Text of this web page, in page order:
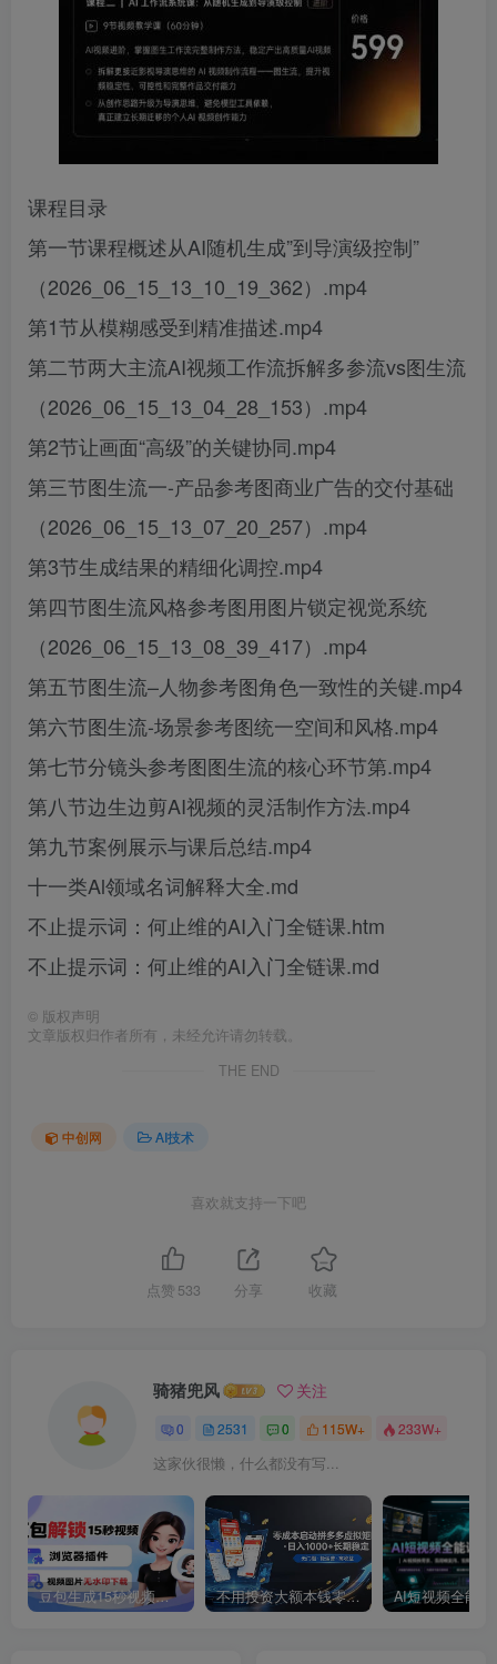
课程目录
第一节课程概述从AI随机生成”到导演级控制”
（2026_06_15_13_10_19_362）.mp4
第1节从模糊感受到精准描述.mp4
第二节两大主流AI视频工作流拆解多参流vs图生流
（2026_06_15_13_04_28_153）.mp4
第2节让画面“高级”的关键协同.mp4
第三节图生流一-产品参考图商业广告的交付基础
（2026_06_15_13_07_20_257）.mp4
第3节生成结果的精细化调控.mp4
第四节图生流风格参考图用图片锁定视觉系统
（2026_06_15_13_08_39_417）.mp4
第五节图生流–人物参考图角色一致性的关键.mp4
第六节图生流-场景参考图统一空间和风格.mp4
第七节分镜头参考图图生流的核心环节第.mp4
第八节边生边剪AI视频的灵活制作方法.mp4
第九节案例展示与课后总结.mp4
十一类Al领域名词解释大全.md
不止提示词：何止维的AI入门全链课.htm
不止提示词：何止维的AI入门全链课.md
© 版权声明
文章版权归作者所有，未经允许请勿转载。
THE END
中创网 AI技术
喜欢就支持一下吧
点赞 533 分享 收藏
骑猪兜风 关注
0 2531 0 115W+ 233W+
这家伙很懒，什么都没有写...
豆包生成15秒视频——浏览器插件：豆包/Dola 视频图片无水印下载 + 解锁15秒视频生成 不用投资大额本钱零成本启动，做拼多多虚拟矩阵，长期稳定！轻松维持日入 1000